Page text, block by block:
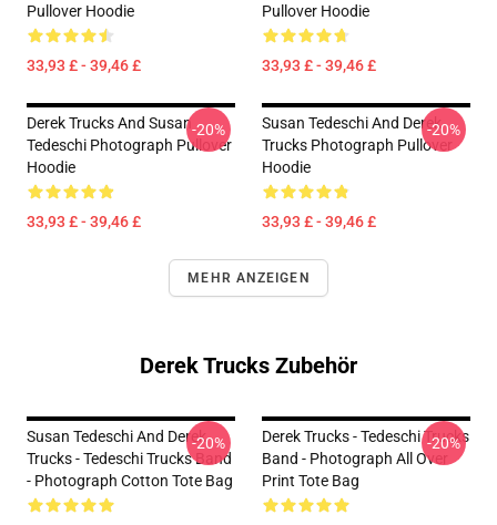
Pullover Hoodie
33,93 £ - 39,46 £
Pullover Hoodie
33,93 £ - 39,46 £
Derek Trucks And Susan
Tedeschi Photograph Pullover
Hoodie
33,93 £ - 39,46 £
-20%
Susan Tedeschi And Derek
Trucks Photograph Pullover
Hoodie
33,93 £ - 39,46 £
-20%
MEHR ANZEIGEN
Derek Trucks Zubehör
Susan Tedeschi And Derek
Trucks - Tedeschi Trucks Band
- Photograph Cotton Tote Bag
-20%
Derek Trucks - Tedeschi Trucks
Band - Photograph All Over
Print Tote Bag
-20%